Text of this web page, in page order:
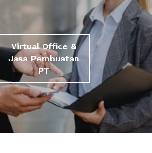
Virtual Office &
Jasa Pembuatan
PT